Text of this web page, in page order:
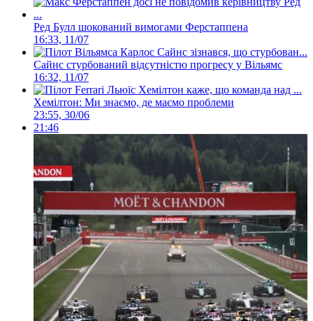
Ред Булл шокований вимогами Ферстаппена
16:33, 11/07
Сайнс стурбований відсутністю прогресу у Вільямс
16:32, 11/07
Хемілтон: Ми знаємо, де маємо проблеми
23:55, 30/06
21:46